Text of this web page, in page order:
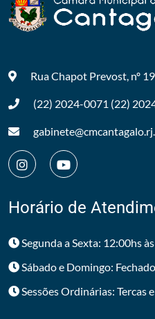
Rua Chapot Prevost, nº
(22) 2024-0071 (22)
Horário de
Segunda a Sexta: 12:00hs
Sábado e Domingo: Fechado
Sessões Ordinárias: Tercas